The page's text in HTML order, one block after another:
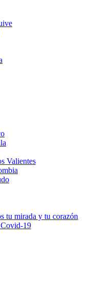
Valientes
tu mirada y tu corazón
19